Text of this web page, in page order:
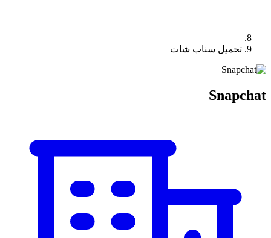
تحميل سناب شات
Snapchat